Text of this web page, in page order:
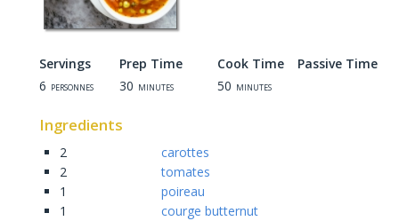
Servings
Prep Time
6 personnes 30 minutes
Cook Time
Passive Time
50 minutes
Ingredients
2
carottes
2
tomates
1
poireau
1
courge butternut